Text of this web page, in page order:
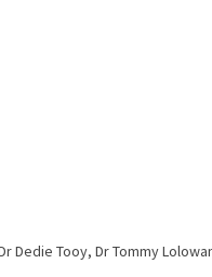
Dedie Tooy, Dr Tommy